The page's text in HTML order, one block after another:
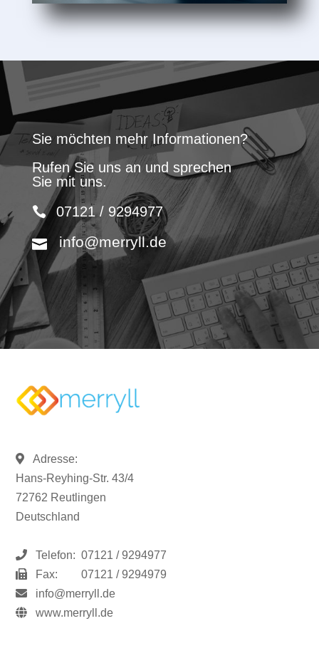
Sie möchten mehr Informationen?
Rufen Sie uns an und sprechen
Sie mit uns.
07121 / 9294977
info@merryll.de
Adresse:
Hans-Reyhing-Str. 43/4
72762 Reutlingen
Deutschland
Telefon: 07121 / 9294977
Fax:
07121 / 9294979
info@merryll.de
www.merryll.de